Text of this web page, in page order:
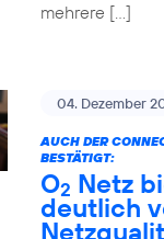
mehrere […]
04. Dezember
AUCH DER
BESTÄTIGT:
O2 Netz
deutlich